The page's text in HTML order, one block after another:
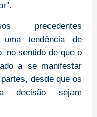
precedentes
uma tendência de
no sentido de que o
a se manifestar
desde que os
decisão sejam